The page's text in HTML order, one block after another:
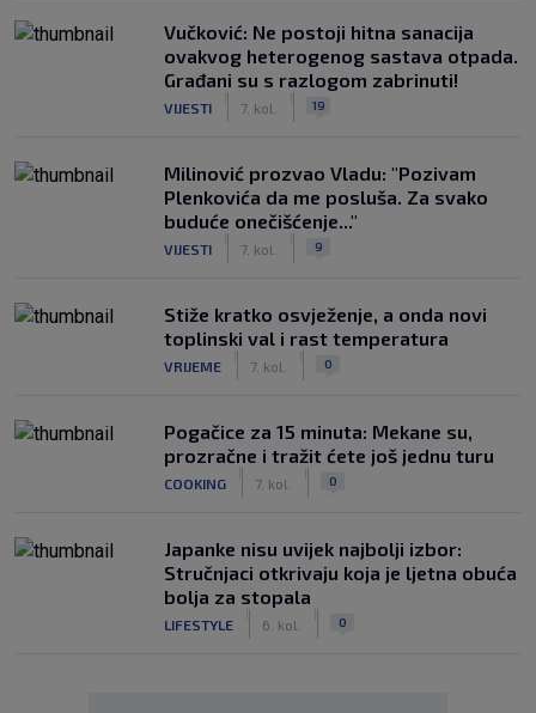
Vučković: Ne postoji hitna sanacija
ovakvog heterogenog sastava otpada.
Građani su s razlogom zabrinuti!
VIJESTI 7. kol. 19
Milinović prozvao Vladu: "Pozivam
Plenkovića da me posluša. Za svako
buduće onečišćenje..."
VIJESTI 7. kol. 9
Stiže kratko osvježenje, a onda novi
toplinski val i rast temperatura
VRIJEME 7. kol. 0
Pogačice za 15 minuta: Mekane su,
prozračne i tražit ćete još jednu turu
COOKING 7. kol. 0
Japanke nisu uvijek najbolji izbor:
Stručnjaci otkrivaju koja je ljetna obuća
bolja za stopala
LIFESTYLE 6. kol. 0